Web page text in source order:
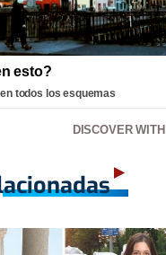
esto?
todos los esquemas
DISCOVER WITH